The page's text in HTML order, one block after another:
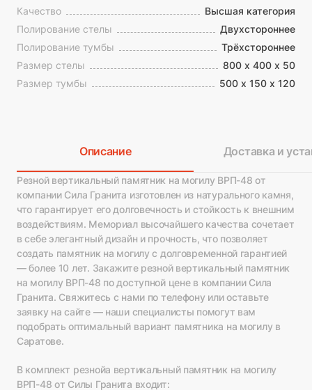
Качество
Высшая категория
Полирование стелы
Двухстороннее
Полирование тумбы
Трёхстороннее
Размер стелы
800 х 400 х 50
Размер тумбы
500 х 150 х 120
Описание Доставка и
Резной вертикальный памятник на могилу ВРП-48 от
компании Сила Гранита изготовлен из натурального камня,
что гарантирует его долговечность и стойкость к внешним
воздействиям. Мемориал высочайшего качества сочетает
в себе элегантный дизайн и прочность, что позволяет
создать памятник на могилу с долговременной гарантией
— более 10 лет. Закажите резной вертикальный памятник
на могилу ВРП-48 по доступной цене в компании Сила
Гранита. Свяжитесь с нами по телефону или оставьте
заявку на сайте — наши специалисты помогут вам
подобрать оптимальный вариант памятника на могилу в
Саратове.
В комплект резнойа вертикальный памятник на могилу
ВРП-48 от Силы Гранита входит: